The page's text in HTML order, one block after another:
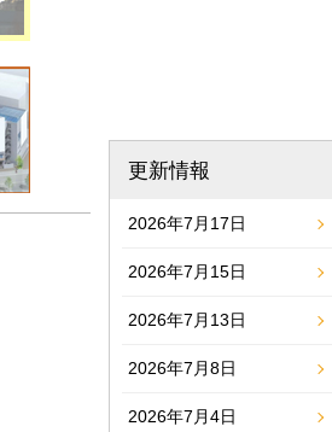
更新情報
2026年7月17日
2026年7月15日
2026年7月13日
2026年7月8日
2026年7月4日